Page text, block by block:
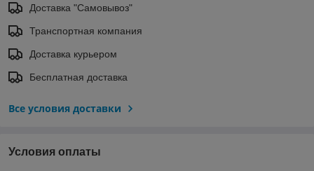
Доставка "Самовывоз"
Транспортная компания
Доставка курьером
Бесплатная доставка
Все условия доставки
Условия оплаты